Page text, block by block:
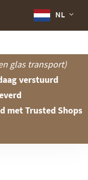
NL
glas transport)
verstuurd
met Trusted Shops